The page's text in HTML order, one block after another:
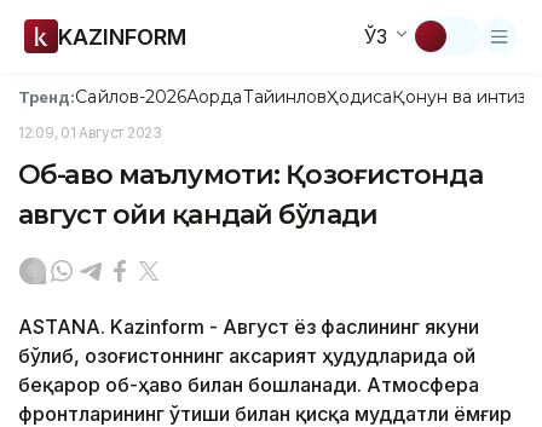
KAZINFORM ЎЗ
Тренд:Сайлов-2026АқордаТайинловҲодисаҚонун ва
12:09, 01 Август 2023
Об-ҳаво маълумоти: Қозоғистонда
август ойи қандай бўлади
ASTANA. Kazinform - Август ёз фаслининг якуни
бўлиб, Қозоғистоннинг аксарият ҳудудларида ой
беқарор об-ҳаво билан бошланади. Атмосфера
фронтларининг ўтиши билан қисқа муддатли ёмғир